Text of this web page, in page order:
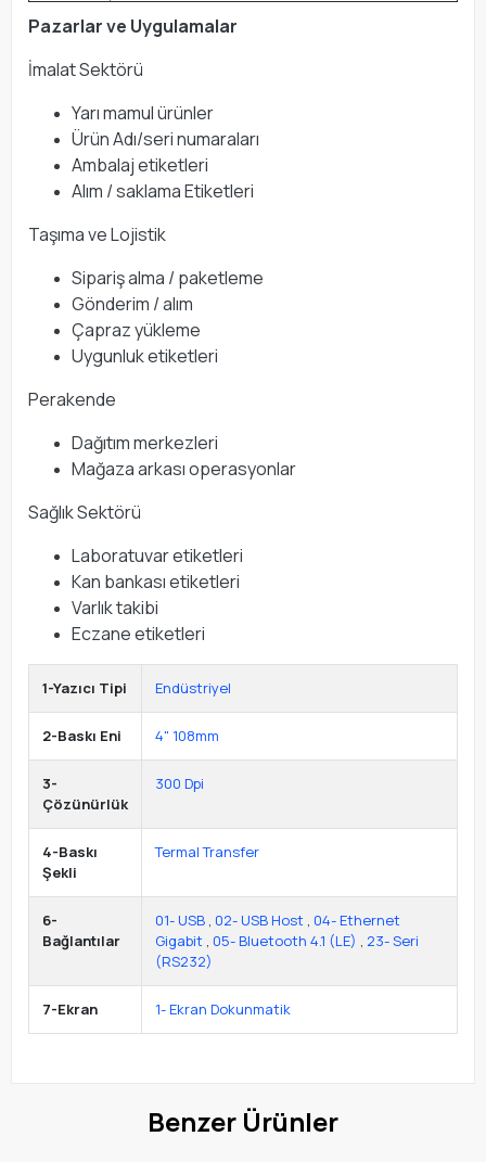
Pazarlar ve Uygulamalar
İmalat Sektörü
Yarı mamul ürünler
Ürün Adı/seri numaraları
Ambalaj etiketleri
Alım / saklama Etiketleri
Taşıma ve Lojistik
Sipariş alma / paketleme
Gönderim / alım
Çapraz yükleme
Uygunluk etiketleri
Perakende
Dağıtım merkezleri
Mağaza arkası operasyonlar
Sağlık Sektörü
Laboratuvar etiketleri
Kan bankası etiketleri
Varlık takibi
Eczane etiketleri
1-Yazıcı Tipi Endüstriyel
2-Baskı Eni 4" 108mm
3-
Çözünürlük
300 Dpi
4-Baskı
Şekli
Termal Transfer
6-
Bağlantılar
01- USB , 02- USB Host , 04- Ethernet
Gigabit , 05- Bluetooth 4.1 (LE) , 23- Seri
(RS232)
7-Ekran 1- Ekran Dokunmatik
Benzer Ürünler